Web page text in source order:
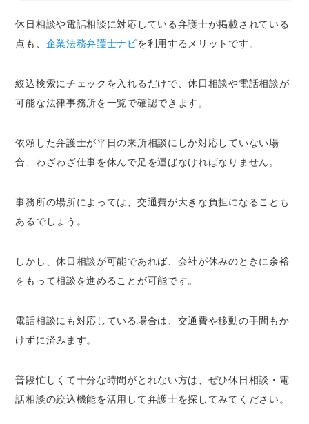
休日相談や電話相談に対応している弁護士が掲載されている
点も、 企業法務弁護士ナビを利用するメリットです。
絞込検索にチェックを入れるだけで、休日相談や電話相談が
可能な法律事務所を一覧で確認できます。
依頼した弁護士が平日の来所相談にしか対応していない場
合、わざわざ仕事を休んで足を運ばなければなりません。
事務所の場所によっては、交通費が大きな負担になることも
あるでしょう。
しかし、休日相談が可能であれば、会社が休みのときに余裕
をもって相談を進めることが可能です。
電話相談にも対応している場合は、交通費や移動の手間もか
けずに済みます。
普段忙しくて十分な時間がとれない方は、ぜひ休日相談・電
話相談の絞込機能を活用して弁護士を探してみてください。